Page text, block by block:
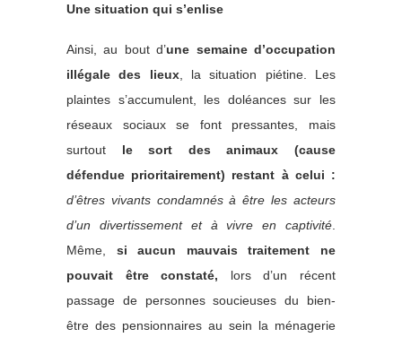
Une situation qui s’enlise
Ainsi, au bout d’une semaine d’occupation
illégale des lieux, la situation piétine. Les
plaintes s’accumulent, les doléances sur les
réseaux sociaux se font pressantes, mais
surtout le sort des animaux (cause
défendue prioritairement) restant à celui :
d’êtres vivants condamnés à être les acteurs
d’un divertissement et à vivre en captivité
Même, si aucun mauvais traitement ne
pouvait être constaté, lors d’un récent
passage de personnes soucieuses du bien-
être des pensionnaires au sein la ménagerie